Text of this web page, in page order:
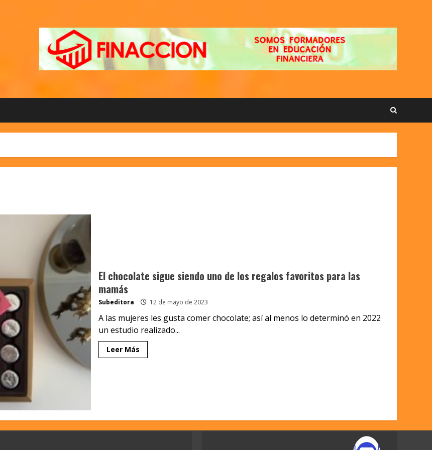
El chocolate sigue siendo uno de los regalos favoritos para las
mamás
Subeditora 12 de mayo de 2023
A las mujeres les gusta comer chocolate; así al menos lo determinó en 2022
un estudio realizado...
Leer Más